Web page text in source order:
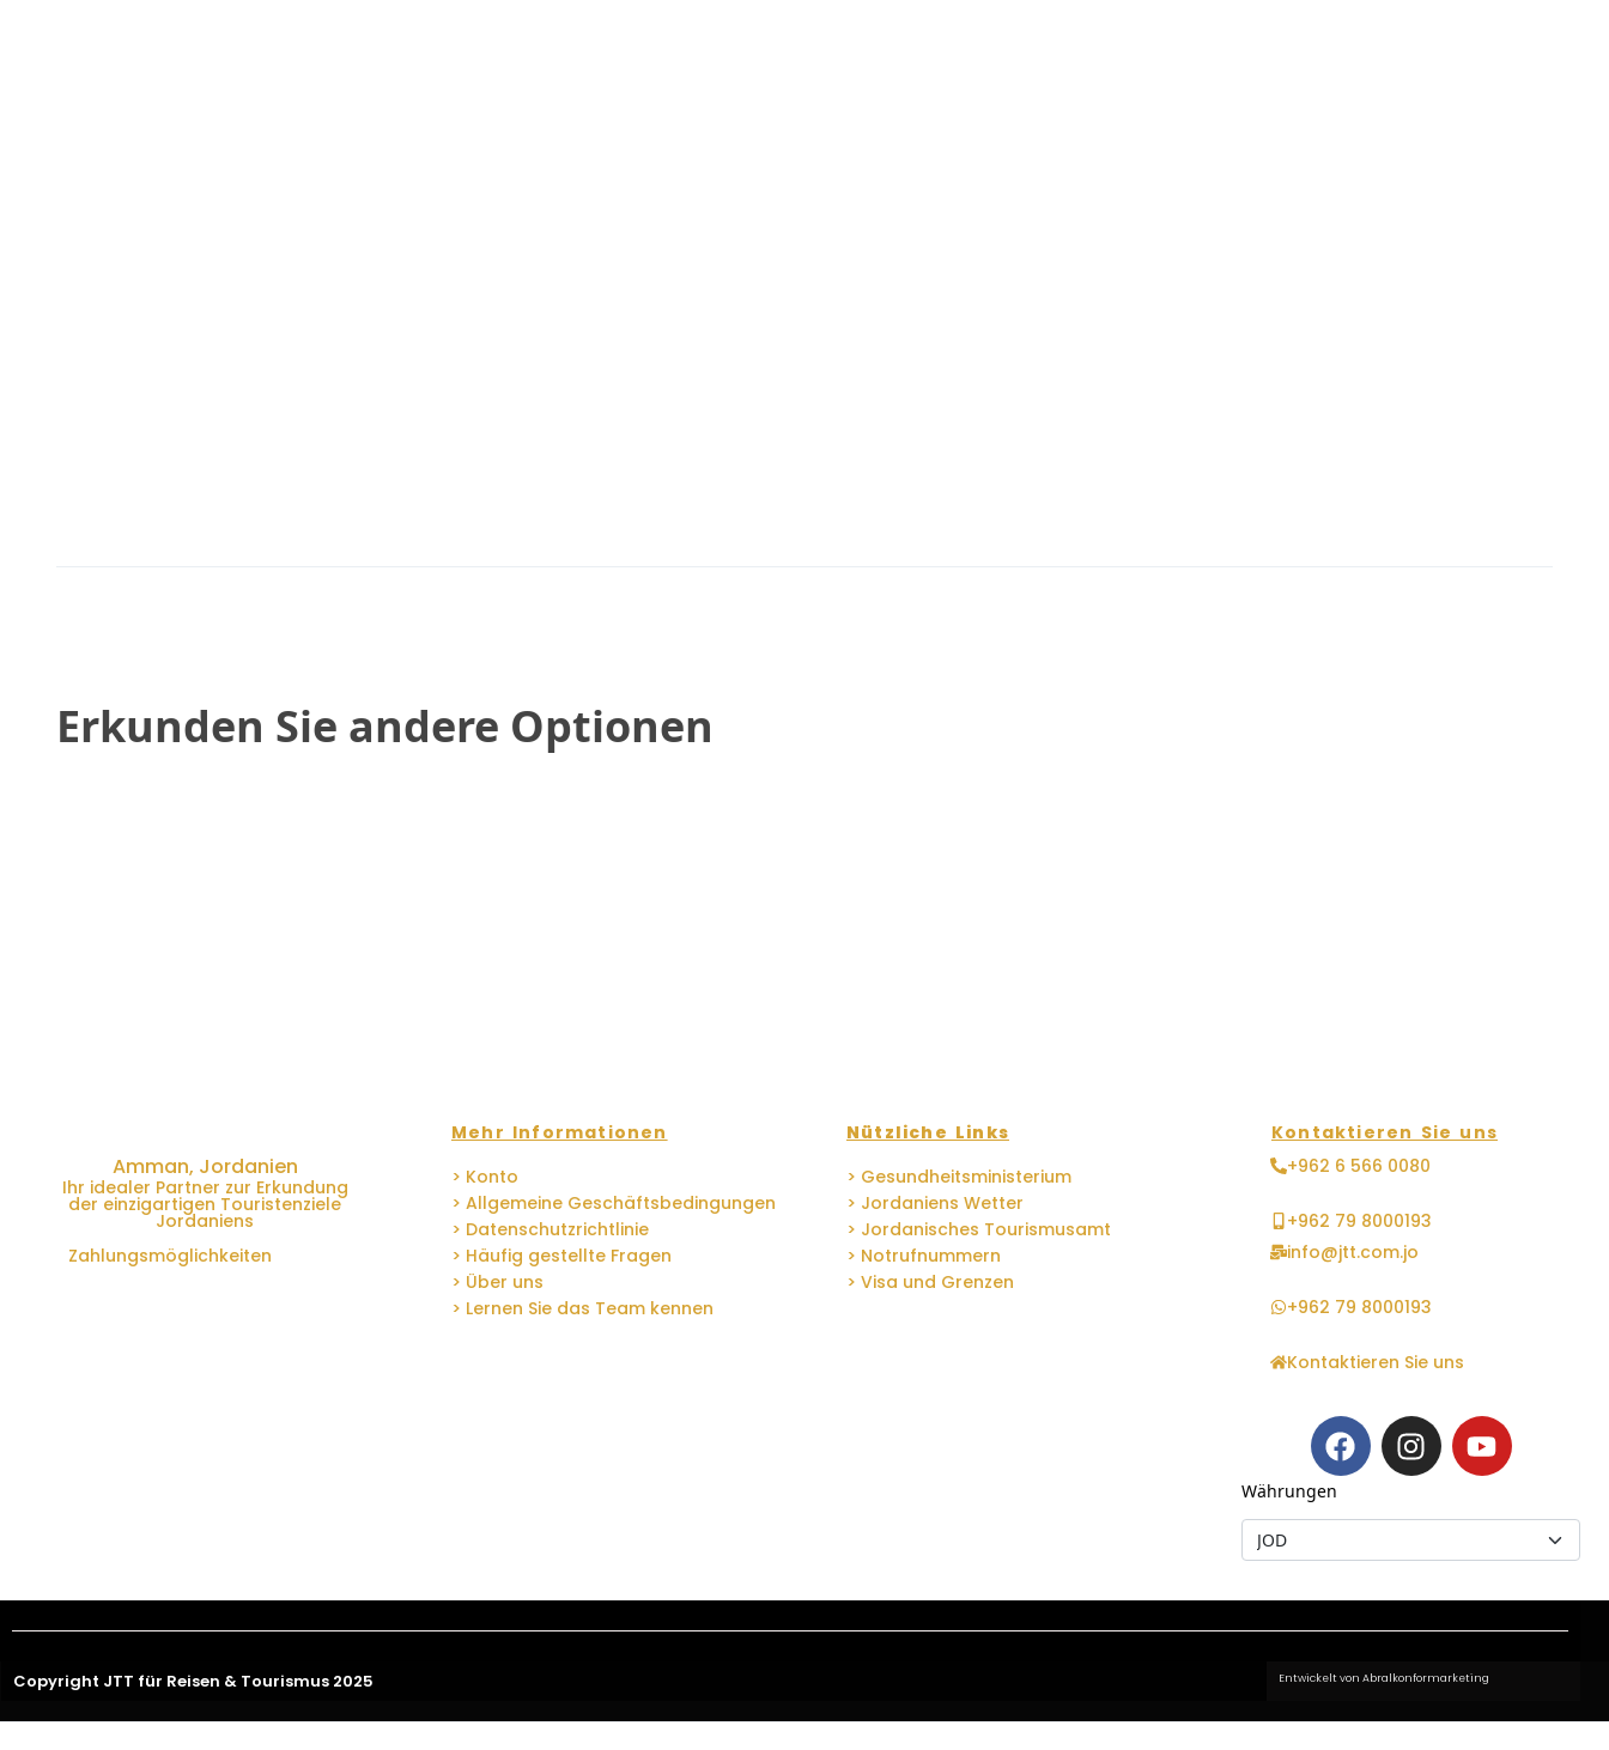
Erkunden Sie andere Optionen
Amman, Jordanien
Ihr idealer Partner zur Erkundung
der einzigartigen Touristenziele
Jordaniens
Zahlungsmöglichkeiten
Mehr Informationen
> Konto
> Allgemeine Geschäftsbedingungen
> Datenschutzrichtlinie
> Häufig gestellte Fragen
> Über uns
> Lernen Sie das Team kennen
Nützliche Links
> Gesundheitsministerium
> Jordaniens Wetter
> Jordanisches Tourismusamt
> Notrufnummern
> Visa und Grenzen
Kontaktieren Sie uns
+962 6 566 0080
+962 79 8000193
info@jtt.com.jo
+962 79 8000193
Kontaktieren Sie uns
Währungen
Copyright JTT für Reisen & Tourismus 2025 Entwickelt von Abralkonformarketing